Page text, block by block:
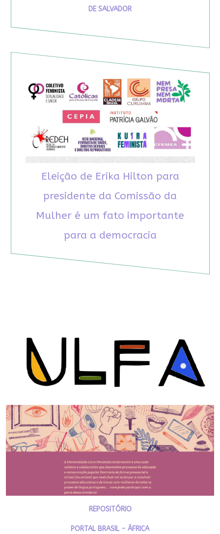
DE SALVADOR
Eleição de Erika Hilton para
presidente da Comissão da
Mulher é um fato importante
para a democracia
REPOSITÓRIO
PORTAL BRASIL - ÁFRICA